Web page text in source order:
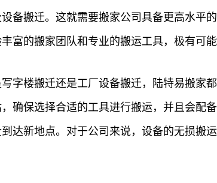
备搬迁。这就需要搬家公司具备更高水平
富的搬家团队和专业的搬运工具，极有可能
字楼搬迁还是工厂设备搬迁，陆特易搬家
确保选择合适的工具进行搬运，并且会配
达新地点。对于公司来说，设备的无损搬